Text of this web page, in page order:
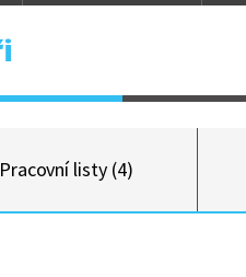
Pracovní listy (4)